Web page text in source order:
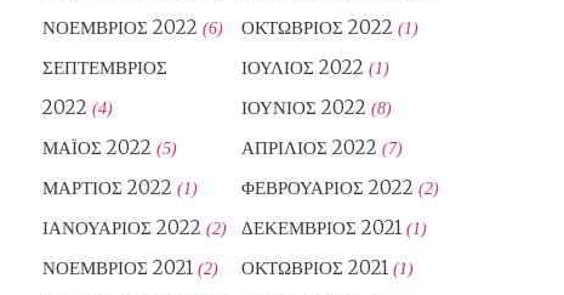
ΝΟΈΜΒΡΙΟΣ 2022 (6) ΟΚΤΏΒΡΙΟΣ 2022 (1)
ΣΕΠΤΈΜΒΡΙΟΣ
2022 (4)
ΙΟΎΛΙΟΣ 2022 (1)
ΙΟΎΝΙΟΣ 2022 (8)
ΜΆΙΟΣ 2022 (5) ΑΠΡΊΛΙΟΣ 2022 (7)
ΜΆΡΤΙΟΣ 2022 (1) ΦΕΒΡΟΥΆΡΙΟΣ 2022 (2)
ΙΑΝΟΥΆΡΙΟΣ 2022 (2) ΔΕΚΈΜΒΡΙΟΣ 2021 (1)
ΝΟΈΜΒΡΙΟΣ 2021 (2) ΟΚΤΏΒΡΙΟΣ 2021 (1)